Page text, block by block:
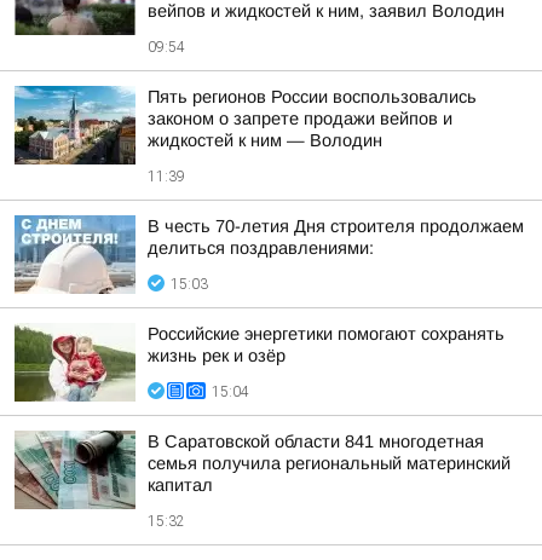
вейпов и жидкостей к ним, заявил Володин
09:54
Пять регионов России воспользовались
законом о запрете продажи вейпов и
жидкостей к ним — Володин
11:39
В честь 70-летия Дня строителя продолжаем
делиться поздравлениями:
15:03
Российские энергетики помогают сохранять
жизнь рек и озёр
15:04
В Саратовской области 841 многодетная
семья получила региональный материнский
капитал
15:32